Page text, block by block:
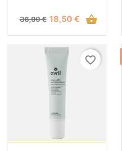
Prix de base
36,99 € Prix
18,50 € shopping_basket
favorite_border